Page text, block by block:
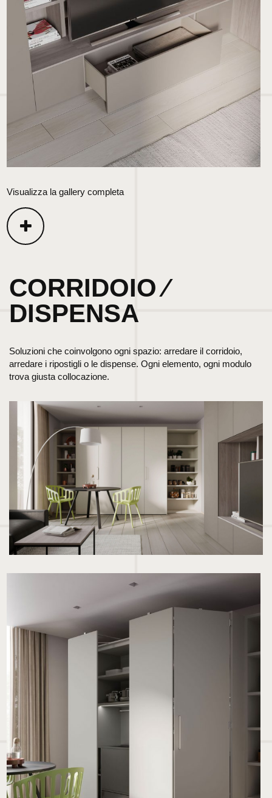
Visualizza la gallery completa
CORRIDOIO ⁄
DISPENSA
Soluzioni che coinvolgono ogni spazio: arredare il corridoio,
arredare i ripostigli o le dispense. Ogni elemento, ogni modulo
trova giusta collocazione.